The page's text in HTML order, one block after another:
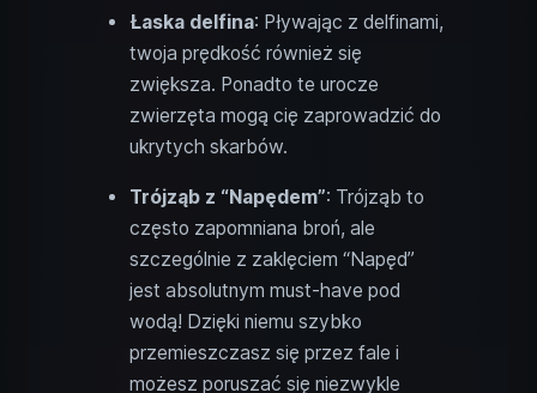
Łaska delfina: Pływając z delfinami,
twoja prędkość również się
zwiększa. Ponadto te urocze
zwierzęta mogą cię zaprowadzić do
ukrytych skarbów.
Trójząb z “Napędem”: Trójząb to
często zapomniana broń, ale
szczególnie z zaklęciem “Napęd”
jest absolutnym must-have pod
wodą! Dzięki niemu szybko
przemieszczasz się przez fale i
możesz poruszać się niezwykle